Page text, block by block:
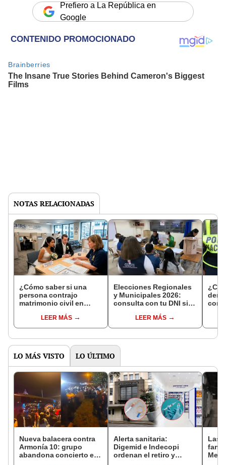
Prefiero a La República en
Google
NOTAS RELACIONADAS
¿Cómo saber si una
persona contrajo
matrimonio civil en
LEER MÁS
Elecciones Regionales
y Municipales 2026:
consulta con tu DNI si
de mesa para este 4 de
octubre en el link oficial
LEER MÁS
con
LO MÁS VISTO LO ÚLTIMO
Nueva balacera contra
Armonía 10: grupo
abandona concierto en
Alerta sanitaria:
Digemid e Indecopi
ordenan el retiro y
Las